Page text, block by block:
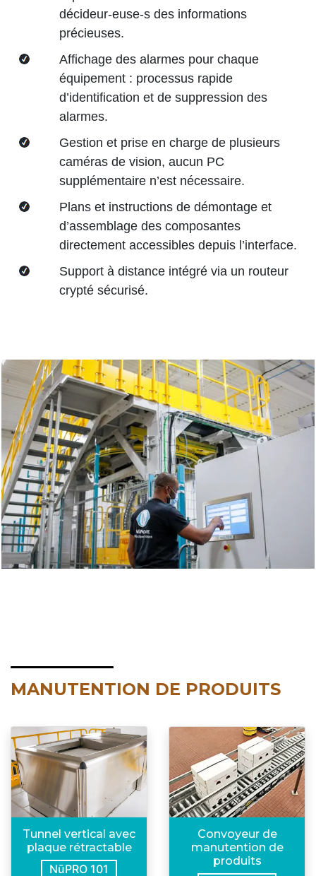
décideur-euse-s des informations
précieuses.
Affichage des alarmes pour chaque
équipement : processus rapide
d’identification et de suppression des
alarmes.
Gestion et prise en charge de plusieurs
caméras de vision, aucun PC
supplémentaire n’est nécessaire.
Plans et instructions de démontage et
d’assemblage des composantes
directement accessibles depuis l’interface.
Support à distance intégré via un routeur
crypté sécurisé.
MANUTENTION DE PRODUITS
Tunnel vertical avec
plaque rétractable
NūPRO 101
Convoyeur de
manutention de
produits